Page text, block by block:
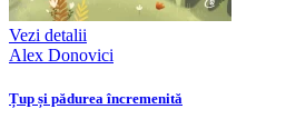
Vezi detalii
Alex Donovici
Țup și pădurea încremenită